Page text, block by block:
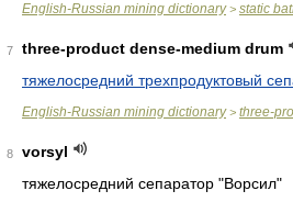
English-Russian mining dictionary> static
7
three-product dense-medium drum
тяжелосредний трехпродуктовый
English-Russian mining dictionary> three-
8
vorsyl
тяжелосредний сепаратор "Ворсил"